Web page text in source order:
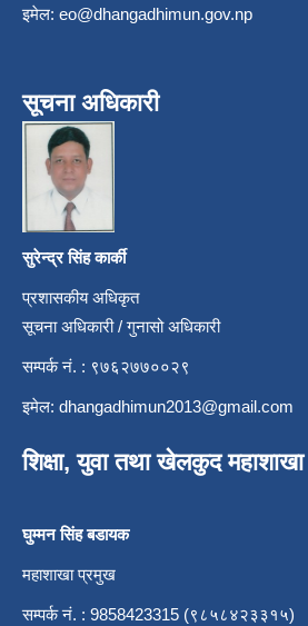
इमेल: eo@dhangadhimun.gov.np
सूचना अधिकारी
सुरेन्द्र सिंह कार्की
प्रशासकीय अधिकृत
सूचना अधिकारी / गुनासो अधिकारी
सम्पर्क नं. : ९७६२७७००२९
इमेल: dhangadhimun2013@gmail.com
शिक्षा, युवा तथा खेलकुद महाशाखा
घुम्मन सिंह बडायक
महाशाखा प्रमुख
सम्पर्क नं. : 9858423315 (९८५८४२३३१५)